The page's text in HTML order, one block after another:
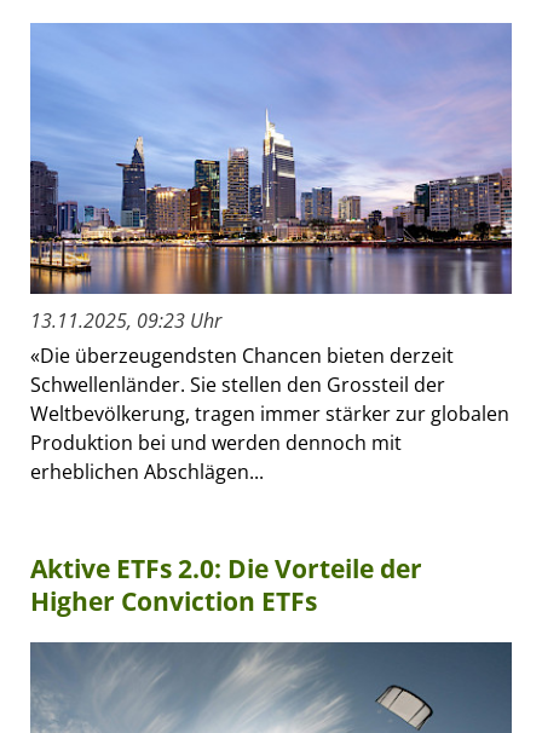
13.11.2025, 09:23 Uhr
«Die überzeugendsten Chancen bieten derzeit
Schwellenländer. Sie stellen den Grossteil der
Weltbevölkerung, tragen immer stärker zur globalen
Produktion bei und werden dennoch mit
erheblichen Abschlägen...
Aktive ETFs 2.0: Die Vorteile der
Higher Conviction ETFs